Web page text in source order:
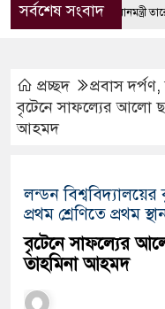
সর্বশেষ সংবাদপ্রধানমন্ত্রী তারেক
প্রচ্ছদ প্রবাস দর্পণ,
বৃটেনে সাফল্যের আলো
আহমদ
লন্ডন
প্রথম শ্রেণিতে প্রথম
বৃটেনে সাফল্যের
তাহমিনা আহমদ